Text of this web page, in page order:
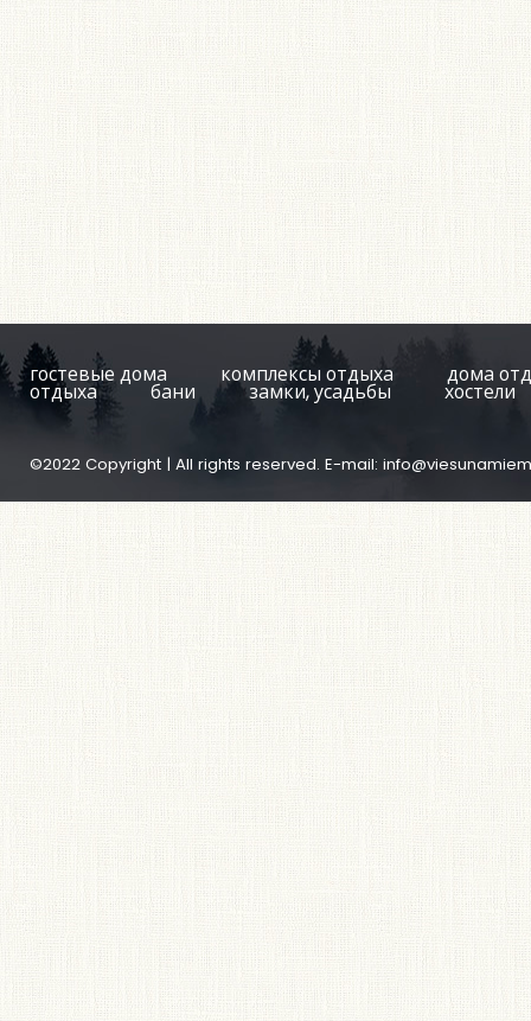
гостевые дома комплексы отдыха дома
отдыха бани замки, усадьбы хостели
©2022 Copyright | All rights reserved. E-mail: